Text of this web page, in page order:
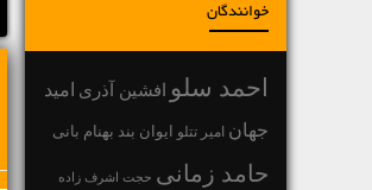
خوانندگان
احمد سلو افشین آذری امید
جهان امیر تتلو ایوان بند بهنام بانی
حامد زمانی حجت اشرف زاده